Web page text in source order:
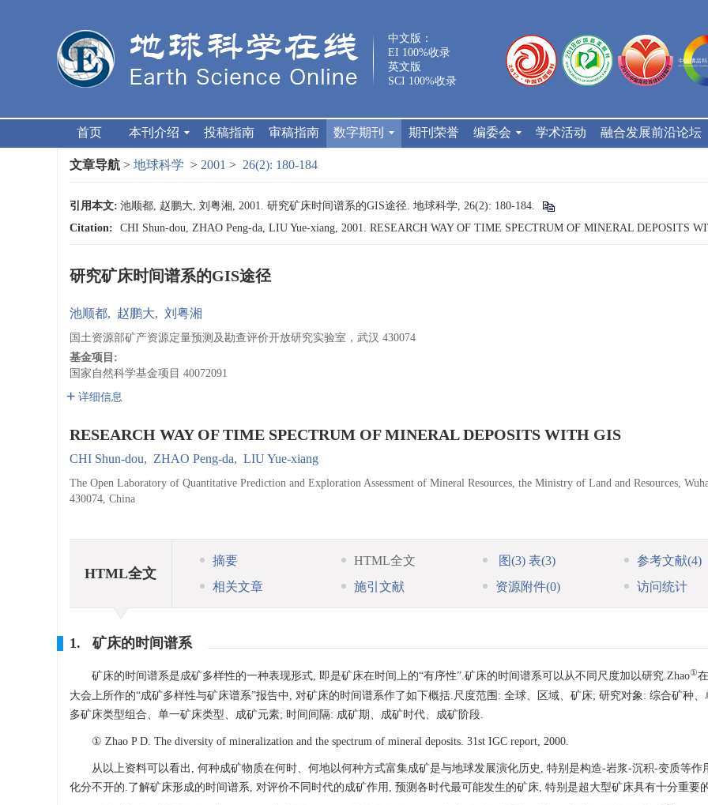
中文版：
EI 100%收录
英文版
SCI 100%收录
首页 本刊介绍 投稿指南 审稿指南 数字期刊 期刊荣誉 编委会 学术活动 融合发展前沿论坛
文章导航 > 地球科学 > 2001 > 26(2): 180-184
引用本文: 池顺都, 赵鹏大, 刘粤湘, 2001. 研究矿床时间谱系的GIS途径. 地球科学, 26(2): 180-184.
Citation:
CHI Shun-dou, ZHAO Peng-da, LIU Yue-xiang, 2001. RESEARCH WAY OF TIME SPECTRUM OF MINERAL DEPOSITS
研究矿床时间谱系的GIS途径
池顺都, 赵鹏大, 刘粤湘
国土资源部矿产资源定量预测及勘查评价开放研究实验室，武汉 430074
基金项目:
国家自然科学基金项目 40072091
详细信息
RESEARCH WAY OF TIME SPECTRUM OF MINERAL DEPOSITS WITH GIS
CHI Shun-dou, ZHAO Peng-da, LIU Yue-xiang
The Open Laboratory of Quantitative Prediction and Exploration Assessment of Mineral Resources, the Ministry of Land and Resources,
430074, China
HTML全文
摘要 HTML全文 图(3) 表(3) 参考文献(4)
相关文章
施引文献 资源附件(0) 访问统计
1. 矿床的时间谱系
矿床的时间谱系是成矿多样性的一种表现形式, 即是矿床在时间上的“有序性”.矿床的时间谱系可以从不同尺度加以研究.Zhao①
大会上所作的“成矿多样性与矿床谱系”报告中, 对矿床的时间谱系作了如下概括.尺度范围: 全球、区域、矿床; 研究对象: 综合矿种
多矿床类型组合、单一矿床类型、成矿元素; 时间间隔: 成矿期、成矿时代、成矿阶段.
① Zhao P D. The diversity of mineralization and the spectrum of mineral deposits. 31st IGC report, 2000.
从以上资料可以看出, 何种成矿物质在何时、何地以何种方式富集成矿是与地球发展演化历史, 特别是构造-岩浆-沉积-变质等作
化分不开的.了解矿床形成的时间谱系, 对评价不同时代的成矿作用, 预测各时代最可能发生的矿床, 特别是超大型矿床具有十分重要